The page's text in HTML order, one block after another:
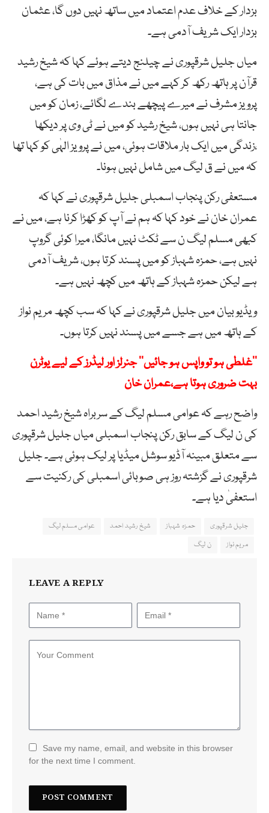
بزدار کے خلاف عدم اعتماد میں ساتھ نہیں دوں گا، عثمان
بزدار ایک شریف آدمی ہے۔
میاں جلیل شرقپوری نے چیلنج دیتے ہوئے کہا کہ شیخ رشید
قرآن پر ہاتھ رکھ کر کہے میں نے مذاق میں بات کی ہے،
پرویز مشرف نے میرے پیچھے بندے لگائے، زمان کو میں
جانتا ہی نہیں ہوں، شیخ رشید کو میں نے ٹی وی پر دیکھا
،زندگی میں ایک بار ملاقات ہوئی، میں نے پرویز الہٰی کو کہا تھا
کہ میں نے ق لیگ میں شامل نہیں ہونا۔
مستعفی رکن پنجاب اسمبلی جلیل شرقپوری نے کہا کہ
عمران خان نے خود کہا کہ ہم نے آپ کو کھڑا کرنا ہے، میں نے
کبھی مسلم لیگ ن سے ٹکٹ نہیں مانگا، میرا کوئی گروپ
نہیں ہے، حمزہ شہباز کو میں پسند کرتا ہوں، شریف آدمی
ہے لیکن حمزہ شہباز کے ہاتھ میں کچھ نہیں ہے۔
ویڈیو بیان میں جلیل شرقپوری نے کہا کہ سب کچھ مریم نواز
کے ہاتھ میں ہے جسے میں پسند نہیں کرتا ہوں۔
’’غلطی ہو تو واپس ہو جائیں‘‘ جنرلز اور لیڈرز کے لیے یوٹرن
بہت ضروری ہوتا ہے،عمران خان
واضح رہے کہ عوامی مسلم لیگ کے سربراہ شیخ رشید احمد
کی ن لیگ کے سابق رکن پنجاب اسمبلی میاں جلیل شرقپوری
سے متعلق مبینہ آڈیو سوشل میڈیا پر لیک ہوئی ہے۔ جلیل
شرقپوری نے گزشتہ روز ہی صوبائی اسمبلی کی رکنیت سے
استعفیٰ دیا ہے۔
جلیل شرقپوری حمزہ شہباز شیخ رشید احمد
عوامی مسلم لیگ
مریم نواز
ن لیگ
LEAVE A REPLY
Save my name, email, and website in this browser
for the next time I comment.